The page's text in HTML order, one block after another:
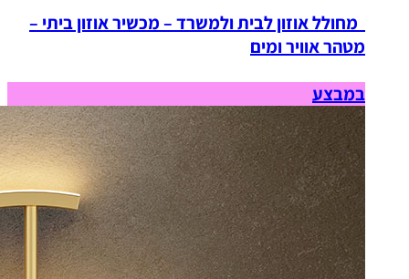
מחולל אוזון לבית ולמשרד – מכשיר אוזון ביתי –
מטהר אוויר ומים
במבצע